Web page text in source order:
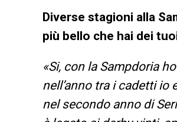
Diverse stagioni alla
più bello che hai dei
«Si, con la Sampdoria
nell’anno tra i cadetti io
nel secondo anno di